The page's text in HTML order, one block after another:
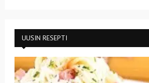
UUSIN RESEPTI